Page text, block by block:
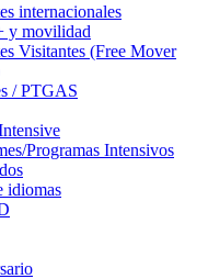
internacionales
y movilidad
Visitantes (Free Mover
/ PTGAS
Programas Intensivos
idiomas